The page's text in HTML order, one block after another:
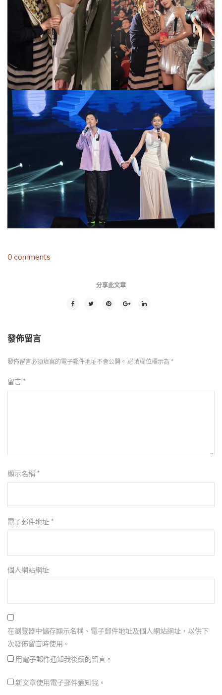
0 comments
分享此文章
發佈留言
發佈留言必須填寫的電子郵件地址不會公開。 必填欄位標示為 *
留言 *
顯示名稱 *
電子郵件地址 *
個人網站網址
在瀏覽器中儲存顯示名稱、電子郵件地址及個人網站網址，以供下
次發佈留言時使用。
用電子郵件通知我後續的留言。
新文章使用電子郵件通知我。